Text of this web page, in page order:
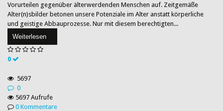
Vorurteilen gegenüber älterwerdenden Menschen auf. Zeitgemäße
Alter(n)sbilder betonen unsere Potenziale im Alter anstatt körperliche
und geistige Abbauprozesse. Nur mit diesem berechtigten...
Weiterlesen
0
5697
0
5697 Aufrufe
0 Kommentare